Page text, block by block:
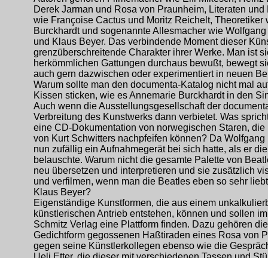
Derek Jarman und Rosa von Praunheim, Literaten und
wie Françoise Cactus und Moritz Reichelt, Theoretiker
Burckhardt und sogenannte Allesmacher wie
und Klaus Beyer. Das verbindende Moment dieser
grenzüberschreitende Charakter ihrer Werke. Man ist
herkömmlichen Gattungen durchaus bewußt, bewegt
auch gern dazwischen oder experimentiert in neuen
Warum sollte man den documenta-Katalog nicht mal
Kissen sticken, wie es Annemarie Burckhardt in den
Auch wenn die Ausstellungsgesellschaft der
Verbreitung des Kunstwerks dann verbietet. Was
eine CD-Dokumentation von norwegischen Staren, die
von Kurt Schwitters nachpfeifen können? Da Wolfgang
nun zufällig ein Aufnahmegerät bei sich hatte, als er
belauschte. Warum nicht die gesamte Palette von
neu übersetzen und interpretieren und sie zusätzlich
und verfilmen, wenn man die Beatles eben so sehr
Klaus Beyer?
Eigenständige Kunstformen, die aus einem
künstlerischen Antrieb entstehen, können und sollen
Schmitz Verlag eine Plattform finden. Dazu gehören
Gedichtform gegossenen Haßtiraden eines Rosa von
gegen seine Künstlerkollegen ebenso wie die